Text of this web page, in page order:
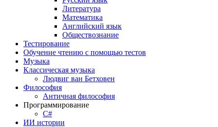
Литература
Математика
Английский язык
Обществознание
Тестирование
Обучение чтению с помощью тестов
Музыка
Классическая музыка
Людвиг ван Бетховен
Философия
Античная философия
Программирование
С#
ИИ истории